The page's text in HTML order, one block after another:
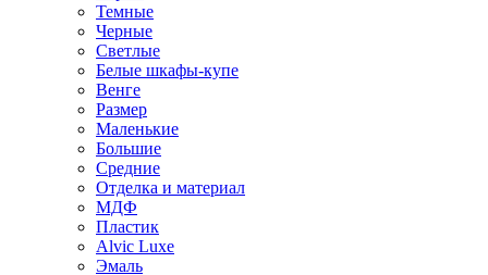
Темные
Черные
Светлые
Белые шкафы-купе
Венге
Размер
Маленькие
Большие
Средние
Отделка и материал
МДФ
Пластик
Alvic Luxe
Эмаль